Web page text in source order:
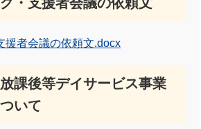
援者会議の依頼文.docx
課後等デイサービス事業
いて